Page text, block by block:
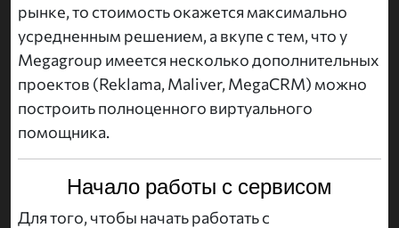
рынке, то стоимость окажется максимально
усредненным решением, а вкупе с тем, что у
Megagroup имеется несколько дополнительных
проектов (Reklama, Maliver, MegaCRM) можно
построить полноценного виртуального
помощника.
Начало работы с сервисом
Для того, чтобы начать работать с